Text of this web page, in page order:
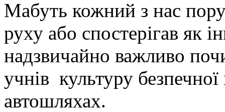
Мабуть кожний з нас
руху або спостерігав як
надзвичайно важливо
учнів культуру
автошляхах.